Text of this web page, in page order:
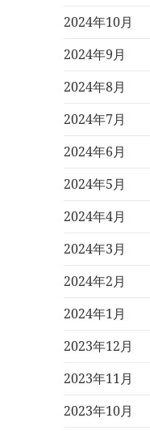
2024年10月
2024年9月
2024年8月
2024年7月
2024年6月
2024年5月
2024年4月
2024年3月
2024年2月
2024年1月
2023年12月
2023年11月
2023年10月